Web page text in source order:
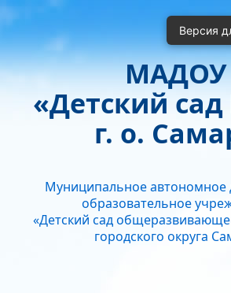
МАДОУ
«Детский
г. о.
Муниципальное
образовательное
«Детский сад
городского округа
Версия
Монохромные изображения
Кернинг
Стандартный Средний
Интервал
Полуторный
Без засечек С засечками
Нормально